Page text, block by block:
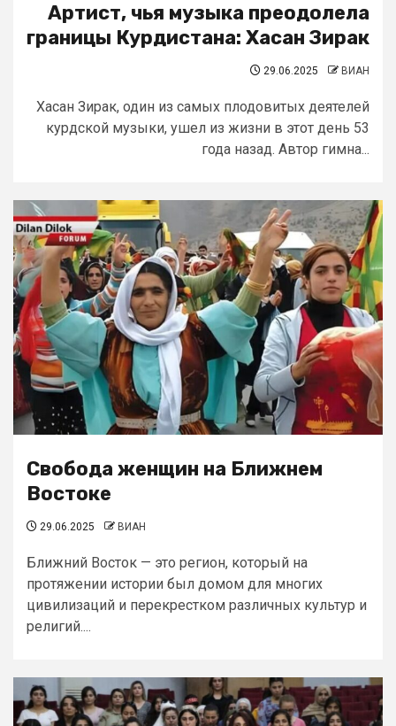
Артист, чья музыка преодолела
границы Курдистана: Хасан Зирак
29.06.2025 ВИАН
Хасан Зирак, один из самых плодовитых деятелей
курдской музыки, ушел из жизни в этот день 53
года назад. Автор гимна...
Свобода женщин на Ближнем
Востоке
29.06.2025 ВИАН
Ближний Восток — это регион, который на
протяжении истории был домом для многих
цивилизаций и перекрестком различных культур и
религий....